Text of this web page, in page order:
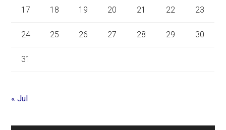
17 18 19 20 21 22 23
24 25 26 27 28 29 30
31
« Jul